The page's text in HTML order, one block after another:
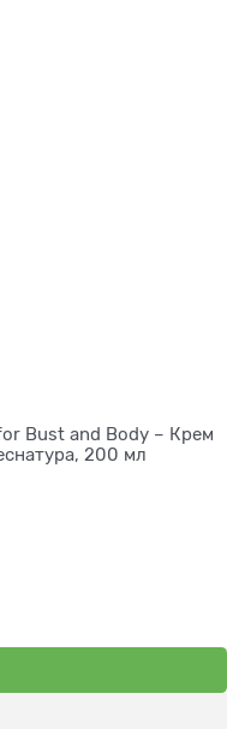
Bust and Body – Крем
200 мл